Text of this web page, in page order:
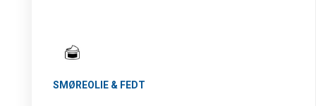
SMØREOLIE & FEDT